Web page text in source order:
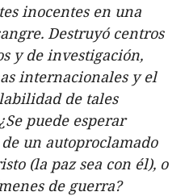
inocentes en una
Destruyó centros
y de investigación,
internacionales y el
de tales
puede esperar
un autoproclamado
(la paz sea con él), o
de guerra?